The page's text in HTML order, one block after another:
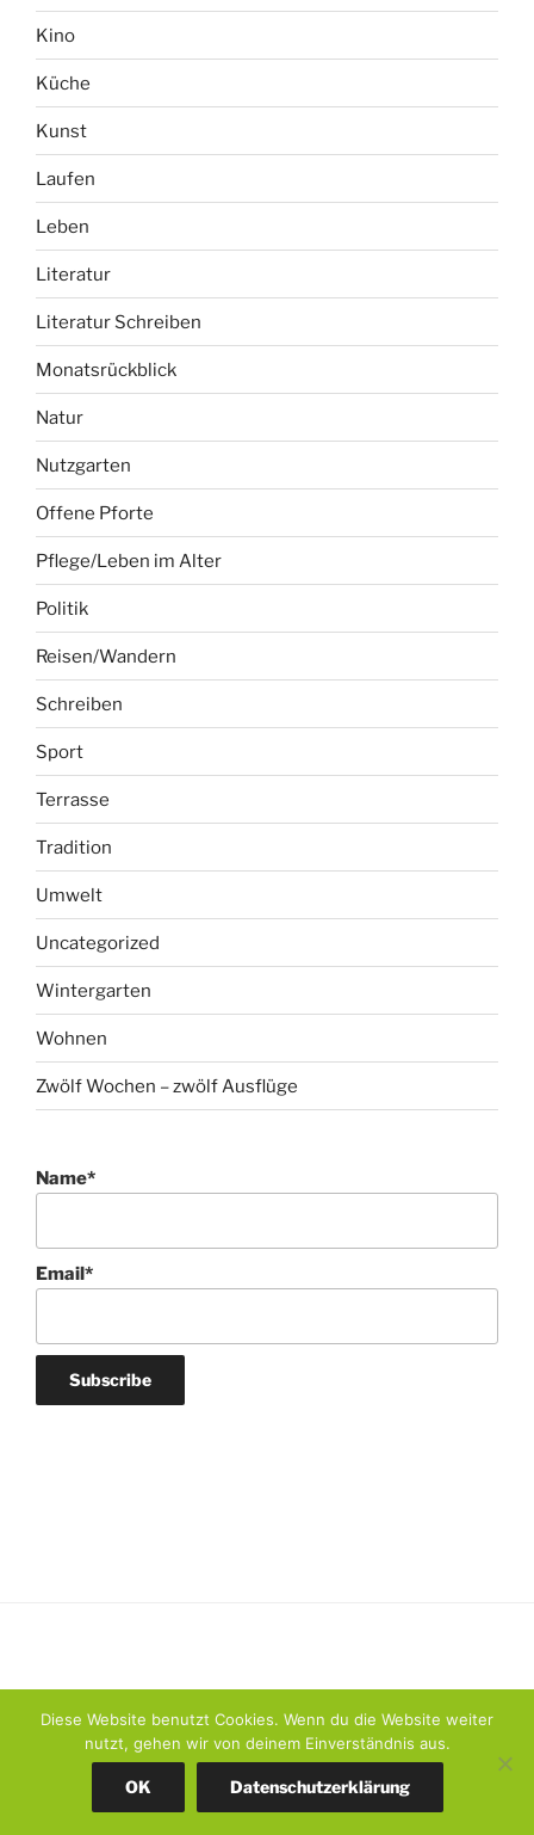
Kino
Küche
Kunst
Laufen
Leben
Literatur
Literatur Schreiben
Monatsrückblick
Natur
Nutzgarten
Offene Pforte
Pflege/Leben im Alter
Politik
Reisen/Wandern
Schreiben
Sport
Terrasse
Tradition
Umwelt
Uncategorized
Wintergarten
Wohnen
Zwölf Wochen – zwölf Ausflüge
Name*
Email*
Datenschutzerklärung Stolz präsentiert von WordPress
Diese Website benutzt Cookies. Wenn du die Website weiter
nutzt, gehen wir von deinem Einverständnis aus.
OK Datenschutzerklärung